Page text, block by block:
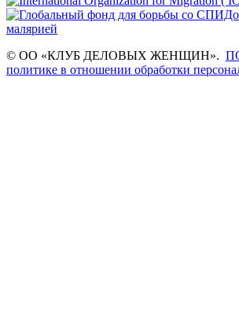
© ОО «КЛУБ ДЕЛОВЫХ ЖЕНЩИН».
политике в отношении обработки